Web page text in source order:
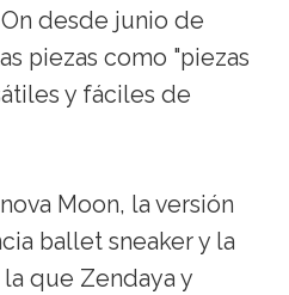
desde junio de
piezas como "piezas
y fáciles de
Moon, la versión
ballet sneaker y la
que Zendaya y